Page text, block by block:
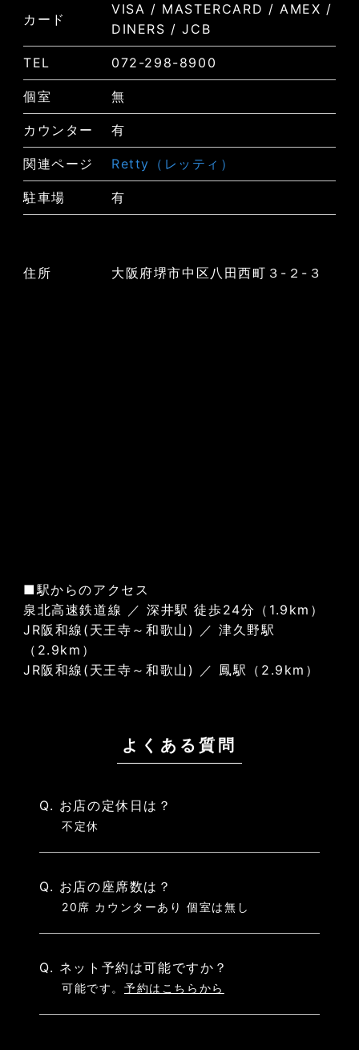
カード
VISA / MASTERCARD / AMEX /
DINERS / JCB
TEL 072-298-8900
個室 無
カウンター 有
関連ページ Retty（レッティ）
駐車場 有
住所 大阪府堺市中区八田西町３-２-３
■駅からのアクセス
泉北高速鉄道線 ／ 深井駅 徒歩24分（1.9km）
JR阪和線(天王寺～和歌山) ／ 津久野駅
（2.9km）
JR阪和線(天王寺～和歌山) ／ 鳳駅（2.9km）
よくある質問
Q. お店の定休日は？
不定休
Q. お店の座席数は？
20席 カウンターあり 個室は無し
Q. ネット予約は可能ですか？
可能です。 予約はこちらから